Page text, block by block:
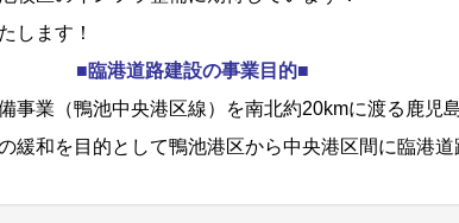
します！
■臨港道路建設の事業目的■
事業（鴨池中央港区線）を南北約20kmに渡る鹿児
緩和を目的として鴨池港区から中央港区間に臨港